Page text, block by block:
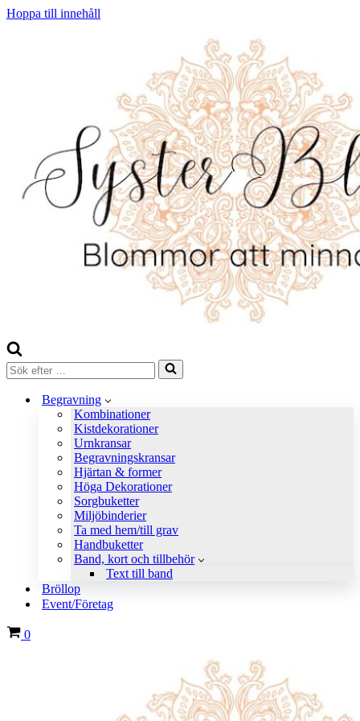
Hoppa till innehåll
Sök
efter
Begravning
Kombinationer
Kistdekorationer
Urnkransar
Begravningskransar
Hjärtan & former
Höga Dekorationer
Sorgbuketter
Miljöbinderier
Ta med hem/till grav
Handbuketter
Band, kort och tillbehör
Text till band
Bröllop
Event/Företag
Varukorg
0